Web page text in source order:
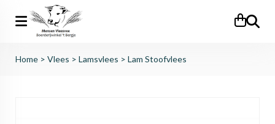
Zoeken
Home > Vlees > Lamsvlees > Lam Stoofvlees